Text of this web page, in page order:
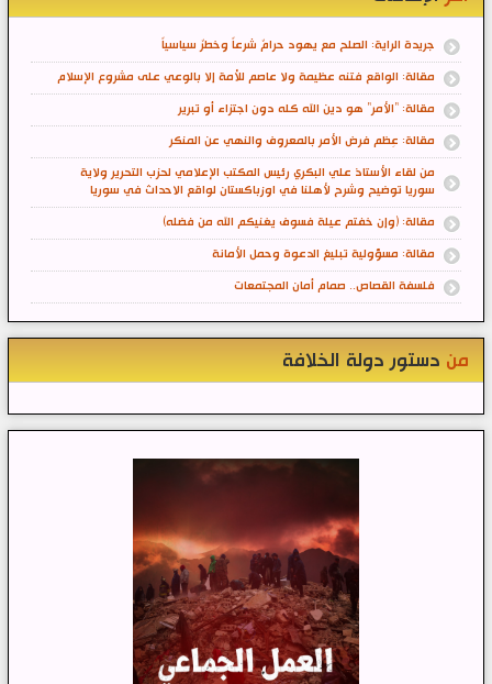
جريدة الراية: الصلح مع يهود حرامٌ شرعاً وخطرٌ سياسياً
مقالة: الواقع فتنه عظيمة ولا عاصم للأمة إلا بالوعي على مشروع الإسلام
مقالة: "الأمر" هو دين الله كله دون اجتزاء أو تبرير
مقالة: عِظم فرض الأمر بالمعروف والنهي عن المنكر
من لقاء الأستاذ علي البكري رئيس المكتب الإعلامي لحزب التحرير ولاية
سوريا توضيح وشرح لأهلنا في اوزباكستان لواقع الاحداث في سوريا
مقالة: (وإن خفتم عيلة فسوف يغنيكم الله من فضله)
مقالة: مسؤولية تبليغ الدعوة وحمل الأمانة
فلسفة القصاص.. صمام أمان المجتمعات
من دستور دولة الخلافة